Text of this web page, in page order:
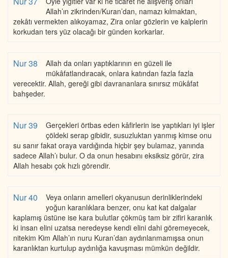
Allah’ın zikrinden/Kuran’dan, namazı kılmaktan,
zekâtı vermekten alıkoyamaz, Zira onlar gözlerin ve kalplerin
korkudan ters yüz olacağı bir günden korkarlar.
Nur 38
Allah da onları yaptıklarının en güzeli ile
mükâfatlandıracak, onlara katından fazla fazla
verecektir. Allah, gereği gibi davrananlara sınırsız mükâfat
bahşeder.
Nur 39
Gerçekleri örtbas eden kâfirlerin ise yaptıkları iyi işler
çöldeki serap gibidir, susuzluktan yanmış kimse onu
su sanır fakat oraya vardığında hiçbir şey bulamaz, yanında
sadece Allah’ı bulur. O da onun hesabını eksiksiz görür, zira
Allah hesabı çok hızlı görendir.
Nur 40
Veya onların amelleri okyanusun derinliklerindeki
yoğun karanlıklara benzer, onu kat kat dalgalar
kaplamış üstüne ise kara bulutlar çökmüş tam bir zifiri karanlık
ki insan elini uzatsa neredeyse kendi elini dahi göremeyecek,
nitekim Kim Allah’ın nuru Kuran’dan aydınlanmamışsa onun
karanlıktan kurtulup aydınlığa kavuşması mümkün değildir.